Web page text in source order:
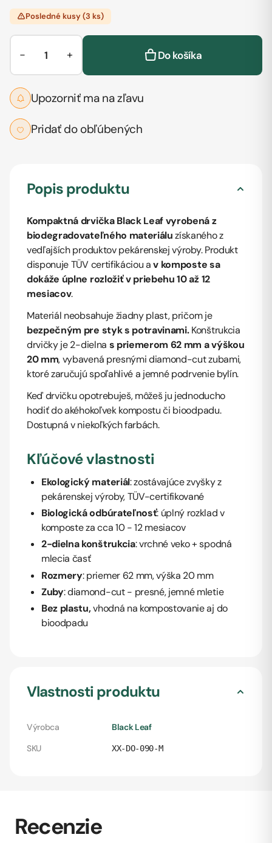
Posledné kusy (3 ks)
− + Do košíka
Upozorniť ma na zľavu
Pridať do obľúbených
Popis produktu
Kompaktná drvička Black Leaf vyrobená z
biodegradovateľného materiáluzískaného z
vedľajších produktov pekárenskej výroby. Produkt
disponuje TÜV certifikáciou av komposte sa
dokáže úplne rozložiť v priebehu 10 až 12
mesiacov.
Materiál neobsahuje žiadny plast, pričom je
bezpečným pre styk s potravinami.Konštrukcia
drvičky je 2-dielna s priemerom 62 mm a výškou
20 mm, vybavená presnými diamond-cut zubami,
ktoré zaručujú spoľahlivé a jemné podrvenie bylín.
Keď drvičku opotrebuješ, môžeš ju jednoducho
hodiť do akéhokoľvek kompostu či bioodpadu.
Dostupná v niekoľkých farbách.
Kľúčové vlastnosti
Ekologický materiál: zostávajúce zvyšky z
pekárenskej výroby, TÜV-certifikované
Biologická odbúrateľnosť: úplný rozklad v
komposte za cca 10 - 12 mesiacov
2-dielna konštrukcia: vrchné veko + spodná
mlecia časť
Rozmery: priemer 62 mm, výška 20 mm
Zuby: diamond-cut - presné, jemné mletie
Bez plastu,vhodná na kompostovanie aj do
bioodpadu
Vlastnosti produktu
Výrobca
Black Leaf
SKU
XX-DO-090-M
Recenzie